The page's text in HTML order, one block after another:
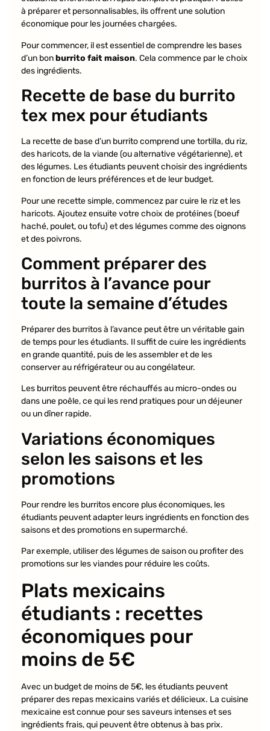
à préparer et personnalisables, ils offrent une solution
économique pour les journées chargées.
Pour commencer, il est essentiel de comprendre les bases
d’un bonburrito fait maison. Cela commence par le choix
des ingrédients.
Recette de base du burrito
tex mex pour étudiants
La recette de base d’un burrito comprend une tortilla, du riz,
des haricots, de la viande (ou alternative végétarienne), et
des légumes. Les étudiants peuvent choisir des ingrédients
en fonction de leurs préférences et de leur budget.
Pour une recette simple, commencez par cuire le riz et les
haricots. Ajoutez ensuite votre choix de protéines (boeuf
haché, poulet, ou tofu) et des légumes comme des oignons
et des poivrons.
Comment préparer des
burritos à l’avance pour
toute la semaine d’études
Préparer des burritos à l’avance peut être un véritable gain
de temps pour les étudiants. Il suffit de cuire les ingrédients
en grande quantité, puis de les assembler et de les
conserver au réfrigérateur ou au congélateur.
Les burritos peuvent être réchauffés au micro-ondes ou
dans une poêle, ce qui les rend pratiques pour un déjeuner
ou un dîner rapide.
Variations économiques
selon les saisons et les
promotions
Pour rendre les burritos encore plus économiques, les
étudiants peuvent adapter leurs ingrédients en fonction des
saisons et des promotions en supermarché.
Par exemple, utiliser des légumes de saison ou profiter des
promotions sur les viandes pour réduire les coûts.
Plats mexicains
étudiants : recettes
économiques pour
moins de 5€
Avec un budget de moins de 5€, les étudiants peuvent
préparer des repas mexicains variés et délicieux. La cuisine
mexicaine est connue pour ses saveurs intenses et ses
ingrédients frais, qui peuvent être obtenus à bas prix.